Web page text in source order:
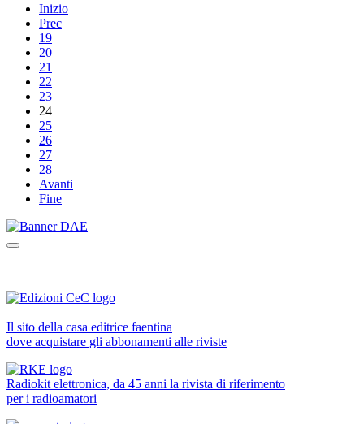
Inizio
Prec
19
20
21
22
23
24
25
26
27
28
Avanti
Fine
Il sito della casa editrice faentina
dove acquistare gli abbonamenti alle riviste
Radiokit elettronica, da 45 anni la rivista di riferimento
per i radioamatori